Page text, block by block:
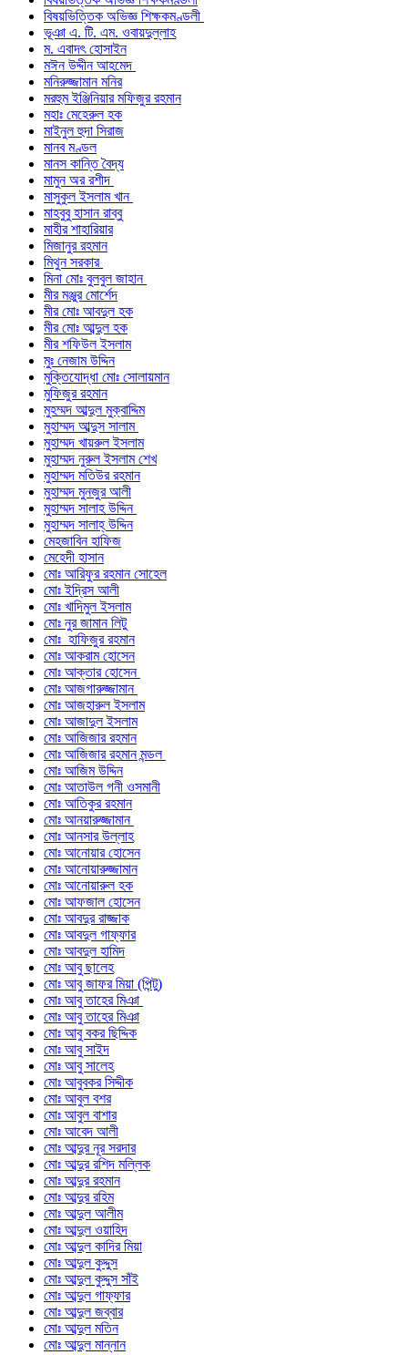
বিষয়ভিত্তিক অভিজ্ঞ শিক্ষকমণ্ডলী
ভূঞা এ. টি. এম. ওবায়দুল্লাহ
ম. এবাদৎ হোসাইন
মঈন উদ্দীন আহমেদ
মনিরুজ্জামান মনির
মরহুম ইঞ্জিনিয়ার মফিজুর রহমান
মহাঃ মেহেরুল হক
মাইনুল হুদা সিরাজ
মানব মণ্ডল
মানস কান্তি বৈদ্য
মামুন অর রশীদ
মাসুকুল ইসলাম খান
মাহবুবু হাসান রাব্বু
মাহীর শাহারিয়ার
মিজানুর রহমান
মিথুন সরকার
মিনা মোঃ বুলবুল জাহান
মীর মঞ্জুর মোর্শেদ
মীর মোঃ আবদুল হক
মীর মোঃ আব্দুল হক
মীর শফিউল ইসলাম
মুঃ নেজাম উদ্দিন
মুক্তিযোদ্ধা মোঃ সোলায়মান
মুফিজুর রহমান
মুহম্মদ আব্দুল মুক্বাদ্দিম
মুহাম্মদ আব্দুস সালাম
মুহাম্মদ খায়রুল ইসলাম
মুহাম্মদ নুরুল ইসলাম শেখ
মুহাম্মদ মতিউর রহমান
মুহাম্মদ মুনজুর আলী
মুহাম্মদ সালাহ উদ্দিন
মুহাম্মদ সালাহ্ উদ্দিন
মেহজাবিন হাফিজ
মেহেদী হাসান
মোঃ আরিফুর রহমান সোহেল
মোঃ ইদ্রিস আলী
মোঃ খাদিমুল ইসলাম
মোঃ নুর জামান লিটু
মোঃ হাফিজুর রহমান
মোঃ আকরাম হোসেন
মোঃ আক্তার হোসেন
মোঃ আজগারুজ্জামান
মোঃ আজহারুল ইসলাম
মোঃ আজাদুল ইসলাম
মোঃ আজিজার রহমান
মোঃ আজিজার রহমান মন্ডল
মোঃ আজিম উদ্দিন
মোঃ আতাউল গনী ওসমানী
মোঃ আতিকুর রহমান
মোঃ আনয়ারুজ্জামান
মোঃ আনসার উল্লাহ
মোঃ আনোয়ার হোসেন
মোঃ আনোয়ারুজ্জামান
মোঃ আনোয়ারুল হক
মোঃ আফজাল হোসেন
মোঃ আবদুর রাজ্জাক
মোঃ আবদুল গাফ্‌ফার
মোঃ আবদুল হামিদ
মোঃ আবু ছালেহ
মোঃ আবু জাফর মিয়া (পিন্টু)
মোঃ আবু তাহের মিঞা
মোঃ আবু তাহের মিঞা
মোঃ আবু বকর ছিদ্দিক
মোঃ আবু সাইদ
মোঃ আবু সালেহ
মোঃ আবুবকর সিদ্দীক
মোঃ আবুল বশর
মোঃ আবুল বাশার
মোঃ আবেদ আলী
মোঃ আব্দুর নূর সরদার
মোঃ আব্দুর রশিদ মল্লিক
মোঃ আব্দুর রহমান
মোঃ আব্দুর রহিম
মোঃ আব্দুল আলীম
মোঃ আব্দুল ওয়াহিদ
মোঃ আব্দুল কাদির মিয়া
মোঃ আব্দুল কুদ্দুস
মোঃ আব্দুল কুদ্দুস সাঁই
মোঃ আব্দুল গাফ্ফার
মোঃ আব্দুল জব্বার
মোঃ আব্দুল মতিন
মোঃ আব্দুল মান্নান